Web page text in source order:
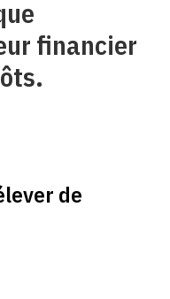
financier
de